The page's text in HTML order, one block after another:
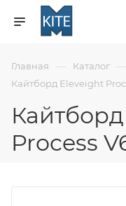
Главная — Каталог —
Кайтборд Eleveight
Process